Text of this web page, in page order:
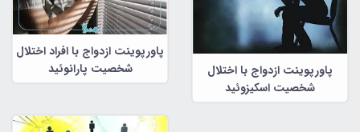
پاورپوینت ازدواج با اختلال
شخصیت اسکیزوئید
پاورپوینت ازدواج با افراد اختلال
شخصیت پارانوئید